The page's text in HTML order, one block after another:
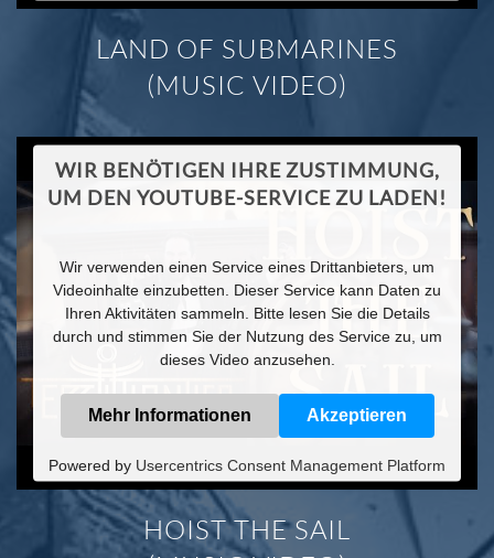
LAND OF SUBMARINES
(MUSIC VIDEO)
WIR BENÖTIGEN IHRE ZUSTIMMUNG,
UM DEN YOUTUBE-SERVICE ZU LADEN!
Wir verwenden einen Service eines Drittanbieters, um
Videoinhalte einzubetten. Dieser Service kann Daten zu
Ihren Aktivitäten sammeln. Bitte lesen Sie die Details
durch und stimmen Sie der Nutzung des Service zu, um
dieses Video anzusehen.
Mehr Informationen Akzeptieren
Powered by Usercentrics Consent Management Platform
HOIST THE SAIL